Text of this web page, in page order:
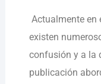
Actualmente en
existen
confusión y a la
publicación